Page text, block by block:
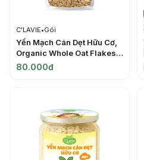
C'LAVIE•Gói
Yến Mạch Cán Dẹt Hữu Cơ,
Organic Whole Oat Flakes
(450g) - C'LAVIE
80.000đ